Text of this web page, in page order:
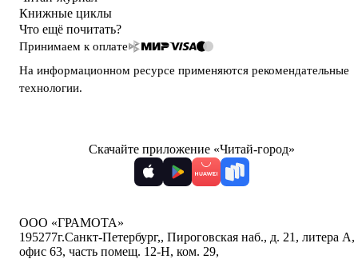
Книжные циклы
Что ещё почитать?
Принимаем к оплате
На информационном ресурсе применяются рекомендательные
технологии.
Скачайте приложение «Читай-город»
ООО «ГРАМОТА»
195277г.Санкт-Петербург,, Пироговская наб., д. 21, литера А,
офис 63, часть помещ. 12-Н, ком. 29,